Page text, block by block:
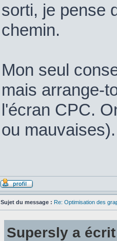
sorti, je pense
chemin.
Mon seul
mais arrange-
l'écran CPC.
ou mauvaises).
Sujet du message : Re: Optimisation des
Supersly a